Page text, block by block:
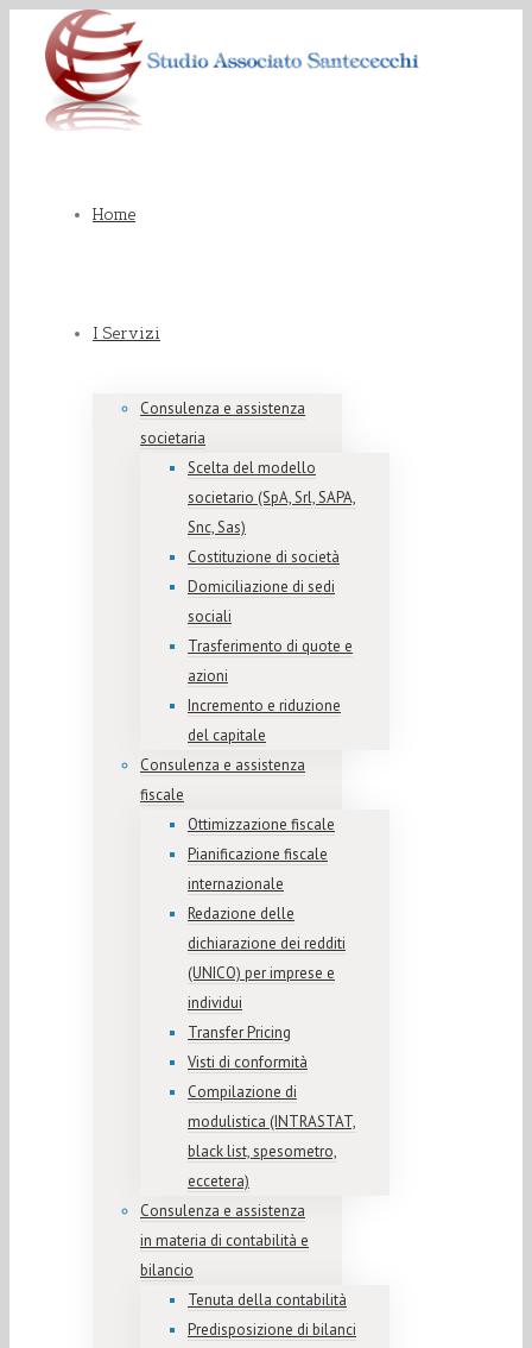
Home
I Servizi
Consulenza e assistenza
societaria
Scelta del modello
societario (SpA, Srl, SAPA,
Snc, Sas)
Costituzione di società
Domiciliazione di sedi
sociali
Trasferimento di quote e
azioni
Incremento e riduzione
del capitale
Consulenza e assistenza
fiscale
Ottimizzazione fiscale
Pianificazione fiscale
internazionale
Redazione delle
dichiarazione dei redditi
(UNICO) per imprese e
individui
Transfer Pricing
Visti di conformità
Compilazione di
modulistica (INTRASTAT,
black list, spesometro,
eccetera)
Consulenza e assistenza
in materia di contabilità e
bilancio
Tenuta della contabilità
Predisposizione di bilanci